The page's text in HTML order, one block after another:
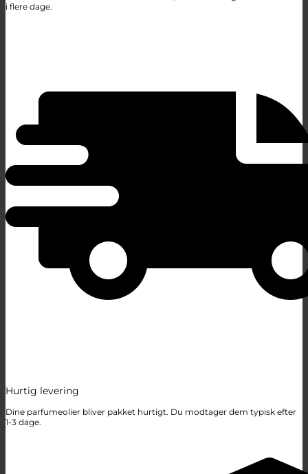
i flere dage.
Hurtig levering
Dine parfumeolier bliver pakket hurtigt. Du modtager dem typisk efter
1-3 dage.